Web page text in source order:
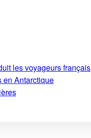
les voyageurs français
en Antarctique